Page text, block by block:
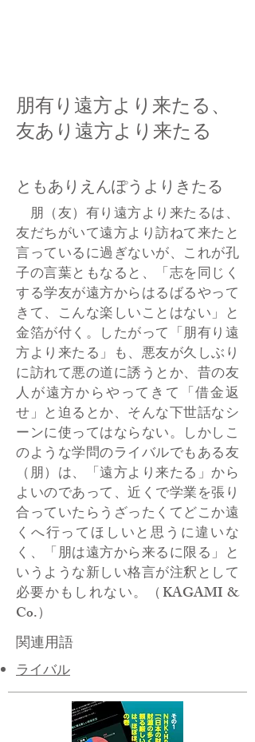
朋有り遠方より来たる、
友あり遠方より来たる
ともありえんぽうよりきたる
朋（友）有り遠方より来たるは、
友だちがいて遠方より訪ねて来たと
言っているに過ぎないが、これが孔
子の言葉ともなると、「志を同じく
する学友が遠方からはるばるやって
きて、こんな楽しいことはない」と
金箔が付く。したがって「朋有り遠
方より来たる」も、悪友が久しぶり
に訪れて悪の道に誘うとか、昔の友
人が遠方からやってきて「借金返
せ」と迫るとか、そんな下世話なシ
ーンに使ってはならない。しかしこ
のような学問のライバルでもある友
（朋）は、「遠方より来たる」から
よいのであって、近くで学業を張り
合っていたらうざったくてどこか遠
くへ行ってほしいと思うに違いな
く、「朋は遠方から来るに限る」と
いうような新しい格言が注釈として
必要かもしれない。（KAGAMI &
Co.）
関連用語
ライバル